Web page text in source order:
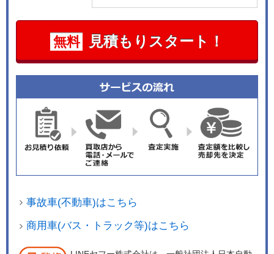
無料 見積もりスタート！
事故車(不動車)はこちら
商用車(バス・トラック等)はこちら